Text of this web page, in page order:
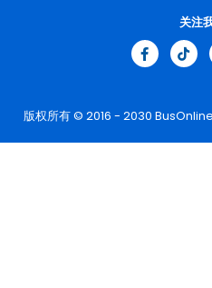
版权所有 © 2016 - 2030
关注